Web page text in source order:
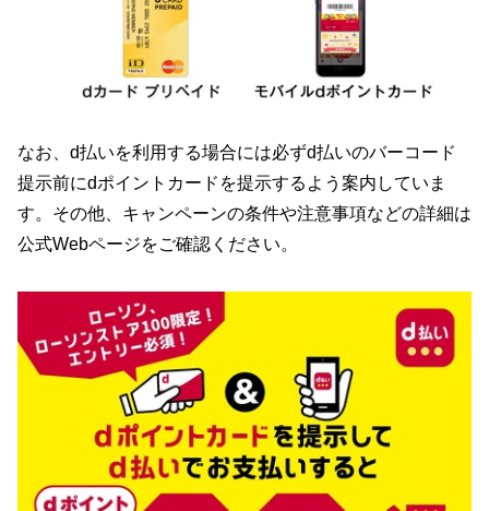
なお、d払いを利用する場合には必ずd払いのバーコード
提示前にdポイントカードを提示するよう案内していま
す。その他、キャンペーンの条件や注意事項などの詳細は
公式Webページをご確認ください。